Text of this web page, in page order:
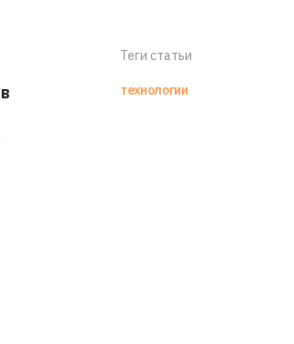
Теги статьи
технологии